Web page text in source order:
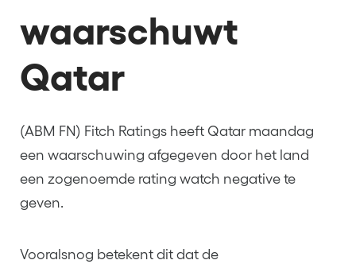
waarschuwt
Qatar
(ABM FN) Fitch Ratings heeft Qatar maandag
een waarschuwing afgegeven door het land
een zogenoemde rating watch negative te
geven.
Vooralsnog betekent dit dat de